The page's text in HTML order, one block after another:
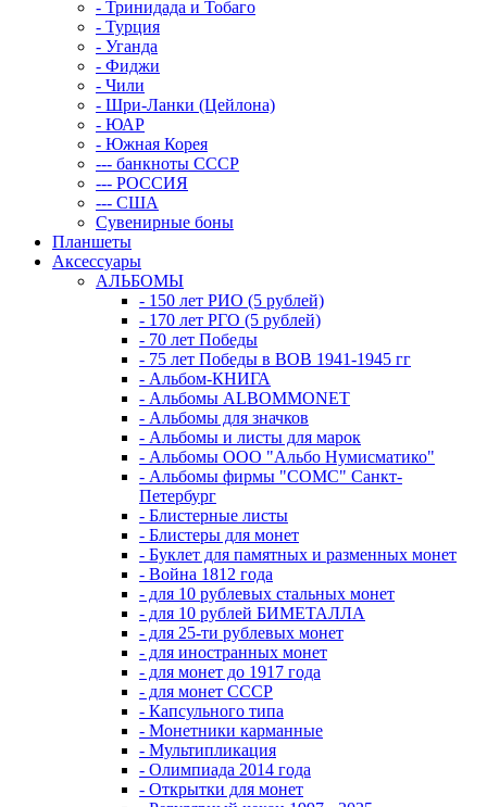
- Тринидада и Тобаго
- Турция
- Уганда
- Фиджи
- Чили
- Шри-Ланки (Цейлона)
- ЮАР
- Южная Корея
--- банкноты СССР
--- РОССИЯ
--- США
Сувенирные боны
Планшеты
Аксессуары
АЛЬБОМЫ
- 150 лет РИО (5 рублей)
- 170 лет РГО (5 рублей)
- 70 лет Победы
- 75 лет Победы в ВОВ 1941-1945 гг
- Альбом-КНИГА
- Альбомы ALBOMMONET
- Альбомы для значков
- Альбомы и листы для марок
- Альбомы ООО "Альбо Нумисматико"
- Альбомы фирмы "СОМС" Санкт-
Петербург
- Блистерные листы
- Блистеры для монет
- Буклет для памятных и разменных монет
- Война 1812 года
- для 10 рублевых стальных монет
- для 10 рублей БИМЕТАЛЛА
- для 25-ти рублевых монет
- для иностранных монет
- для монет до 1917 года
- для монет СССР
- Капсульного типа
- Монетники карманные
- Мультипликация
- Олимпиада 2014 года
- Открытки для монет